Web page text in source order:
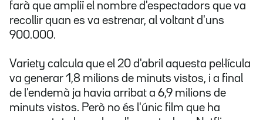
farà que ampliï el nombre d'espectadors que va
recollir quan es va estrenar, al voltant d'uns
900.000.
Variety calcula que el 20 d'abril aquesta pel·lícula
va generar 1,8 milions de minuts vistos, i a final
de l'endemà ja havia arribat a 6,9 milions de
minuts vistos. Però no és l'únic film que ha